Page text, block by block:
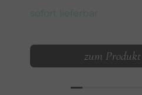
sofort lieferbar
zum Produkt